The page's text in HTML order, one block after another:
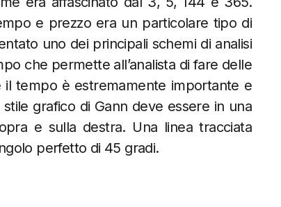
e prezzo era un particolare tipo di
uno dei principali schemi di analisi
che permette all’analista di fare delle
il tempo è estremamente importante e
grafico di Gann deve essere in una
e sulla destra. Una linea tracciata
perfetto di 45 gradi.